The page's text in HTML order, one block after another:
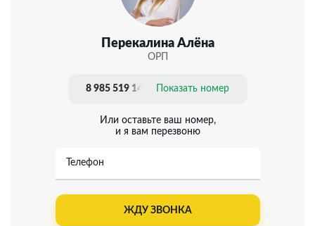
До магазинов 5 минут на авто.
Месторасположение дома позволяет сохранить
приватность и обеспечить комфортное проживание
ближайшей доступности есть всё необходимое для
права собственности.
Перекалина Алёна
ОРП
8 985 519 14 50 Показать номер
Или оставьте ваш номер,
и я вам перезвоню
Телефон